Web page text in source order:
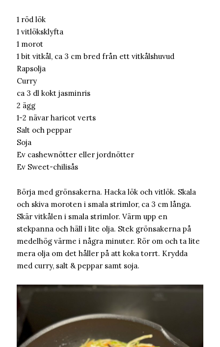
1 röd lök
1 vitlöksklyfta
1 morot
1 bit vitkål, ca 3 cm bred från ett vitkålshuvud
Rapsolja
Curry
ca 3 dl kokt jasminris
2 ägg
1-2 nävar haricot verts
Salt och peppar
Soja
Ev cashewnötter eller jordnötter
Ev Sweet-chilisås
Börja med grönsakerna. Hacka lök och vitlök. Skala
och skiva moroten i smala strimlor, ca 3 cm långa.
Skär vitkålen i smala strimlor. Värm upp en
stekpanna och häll i lite olja. Stek grönsakerna på
medelhög värme i några minuter. Rör om och ta lite
mera olja om det håller på att koka torrt. Krydda
med curry, salt & peppar samt soja.